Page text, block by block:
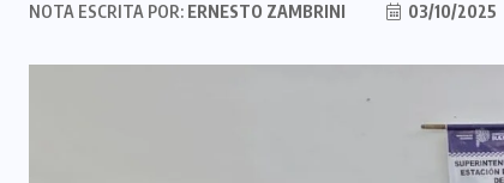
NOTA ESCRITA POR: ERNESTO ZAMBRINI 03/10/2025